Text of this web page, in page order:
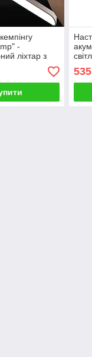
-
ліхтар з
10000 мАч
біла